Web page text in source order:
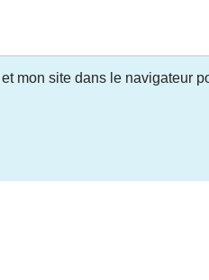
mon site dans le navigateur